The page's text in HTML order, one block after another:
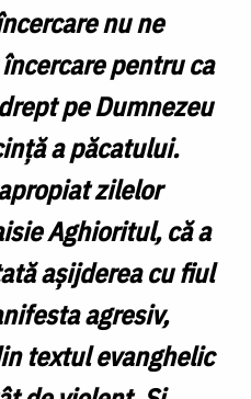
nu ne
pentru ca
pe Dumnezeu
a păcatului.
zilelor
Aghioritul, că a
așijderea cu fiul
agresiv,
textul evanghelic